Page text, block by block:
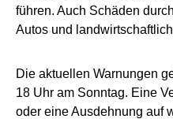
führen. Auch Schäden
Autos und
Die aktuellen Warnungen
18 Uhr am Sonntag. Eine
oder eine Ausdehnung auf